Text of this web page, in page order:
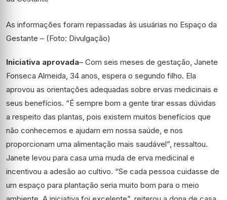
As informações foram repassadas às usuárias no Espaço da
Gestante – (Foto: Divulgação)
Iniciativa aprovada– Com seis meses de gestação, Janete
Fonseca Almeida, 34 anos, espera o segundo filho. Ela
aprovou as orientações adequadas sobre ervas medicinais e
seus benefícios. “É sempre bom a gente tirar essas dúvidas
a respeito das plantas, pois existem muitos benefícios que
não conhecemos e ajudam em nossa saúde, e nos
proporcionam uma alimentação mais saudável”, ressaltou.
Janete levou para casa uma muda de erva medicinal e
incentivou a adesão ao cultivo. “Se cada pessoa cuidasse de
um espaço para plantação seria muito bom para o meio